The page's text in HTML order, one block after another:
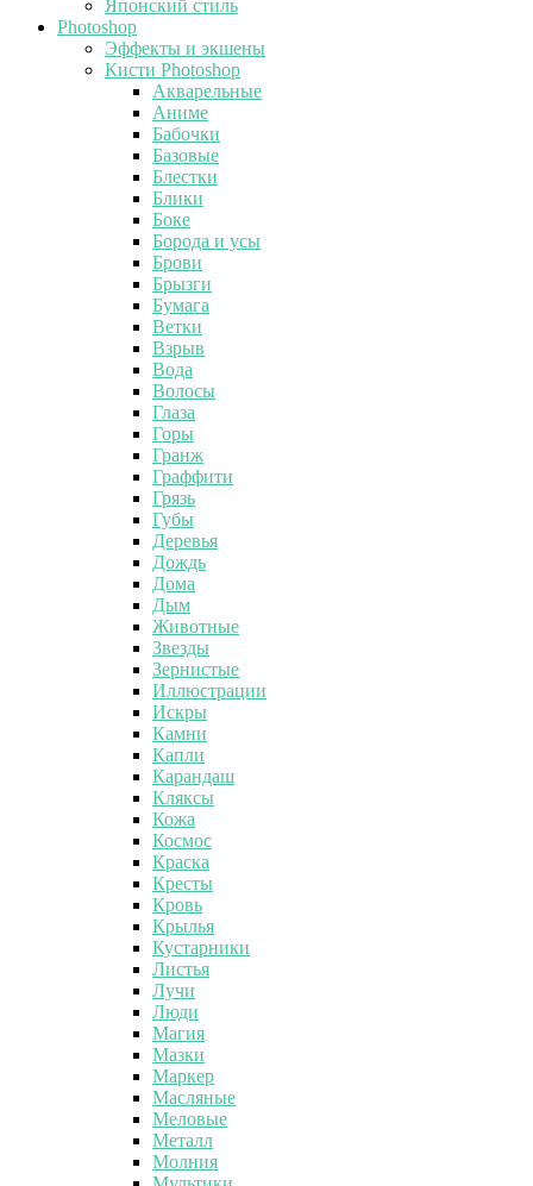
Японский стиль
Photoshop
Эффекты и экшены
Кисти Photoshop
Акварельные
Аниме
Бабочки
Базовые
Блестки
Блики
Боке
Борода и усы
Брови
Брызги
Бумага
Ветки
Взрыв
Вода
Волосы
Глаза
Горы
Гранж
Граффити
Грязь
Губы
Деревья
Дождь
Дома
Дым
Животные
Звезды
Зернистые
Иллюстрации
Искры
Камни
Капли
Карандаш
Кляксы
Кожа
Космос
Краска
Кресты
Кровь
Крылья
Кустарники
Листья
Лучи
Люди
Магия
Мазки
Маркер
Масляные
Меловые
Металл
Молния